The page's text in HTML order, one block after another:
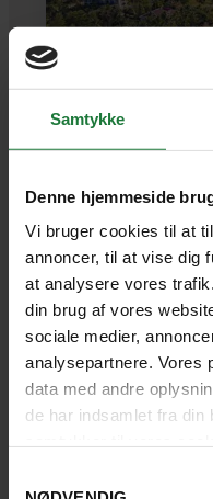
Samtykke
Denne hjemmeside
Vi bruger cookies til at
annoncer, til at vise dig
at analysere vores
din brug af vores
sociale medier,
analysepartnere. Vores
data med andre
de har indsamlet fra din
Et dejligt
ned til en